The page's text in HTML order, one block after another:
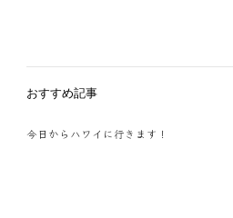
おすすめ記事
今日からハワイに行きます！